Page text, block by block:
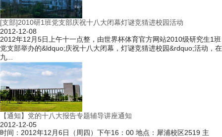
[支部]2010研1班党支部庆祝十八大闭幕灯谜竞猜进校园活动
2012-12-08
2012年12月5日上午十一点整，由世界杯体育官方网站2010级研究生1班
党支部举办的&ldquo;庆祝十八大闭幕，灯谜竞猜进校园&rdquo;活动，在
九...
【通知】党的十八大报告专题辅导讲座通知
2012-12-05
时间：2012年12月6日（周四）下午16：00 地点：犀浦校区2519 主